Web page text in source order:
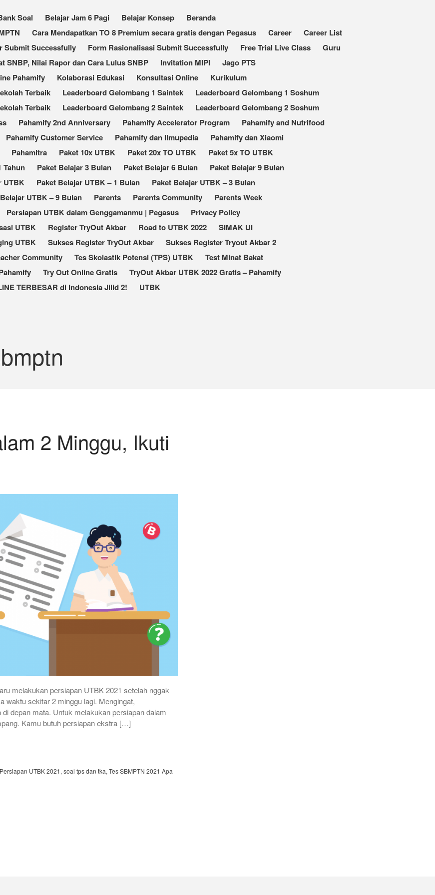
Soal Belajar Jam 6 Pagi Belajar Konsep
Beranda
Cara Mendapatkan TO 8 Premium secara gratis dengan Pegasus Career
Career List
Submit Successfully Form Rasionalisasi Submit Successfully Free Trial Live Class
Guru
SNBP, Nilai Rapor dan Cara Lulus SNBP Invitation MIPI
Jago PTS
Pahamify Kolaborasi Edukasi Konsultasi Online
Kurikulum
Terbaik​
Leaderboard Gelombang 1 Saintek
Leaderboard Gelombang 1 Soshum
Terbaik
Leaderboard Gelombang 2 Saintek
Leaderboard Gelombang 2 Soshum
Pahamify 2nd Anniversary Pahamify Accelerator Program
Pahamify and Nutrifood
Pahamify Customer Service Pahamify dan Ilmupedia
Pahamify dan Xiaomi
Pahamitra Paket 10x UTBK Paket 20x TO UTBK
Paket 5x TO UTBK
Tahun Paket Belajar 3 Bulan Paket Belajar 6 Bulan
Paket Belajar 9 Bulan
UTBK Paket Belajar UTBK – 1 Bulan
Paket Belajar UTBK – 3 Bulan
UTBK – 9 Bulan Parents Parents Community
Parents Week
Persiapan UTBK dalam Genggamanmu | Pegasus
Privacy Policy
UTBK Register TryOut Akbar Road to UTBK 2022
SIMAK UI
UTBK Sukses Register TryOut Akbar
Sukses Register Tryout Akbar 2
Community Tes Skolastik Potensi (TPS) UTBK
Test Minat Bakat
Try Out Online Gratis
TryOut Akbar UTBK 2022 Gratis – Pahamify
TERBESAR di Indonesia Jilid 2! UTBK
2 Minggu, Ikuti
melakukan persiapan UTBK 2021 setelah nggak
waktu sekitar 2 minggu lagi. Mengingat,
depan mata. Untuk melakukan persiapan dalam
Kamu butuh persiapan ekstra […]
Persiapan UTBK 2021, soal tps dan tka, Tes SBMPTN 2021 Apa